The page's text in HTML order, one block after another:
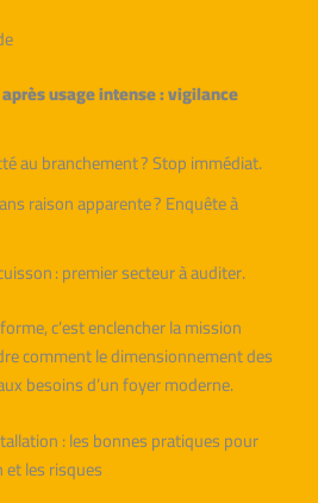
usage intense : vigilance
au branchement ? Stop immédiat.
raison apparente ? Enquête à
: premier secteur à auditer.
c’est enclencher la mission
comment le dimensionnement des
besoins d’un foyer moderne.
: les bonnes pratiques pour
les risques